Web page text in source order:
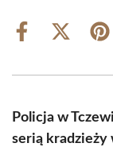
Share
Share
(Twitter)
Policja w
serią kradzieży